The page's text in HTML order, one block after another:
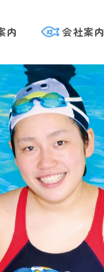
内 会社案内